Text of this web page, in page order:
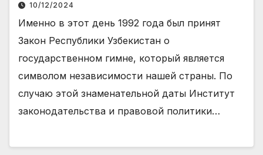
10/12/2024
Именно в этот день 1992 года был принят
Закон Республики Узбекистан о
государственном гимне, который является
символом независимости нашей страны. По
случаю этой знаменательной даты Институт
законодательства и правовой политики…